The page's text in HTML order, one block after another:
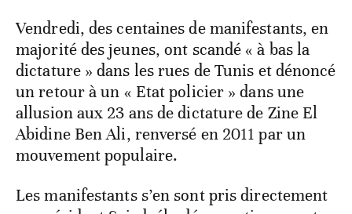
Vendredi, des centaines de manifestants, en
majorité des jeunes, ont scandé « à bas la
dictature » dans les rues de Tunis et dénoncé
un retour à un « Etat policier » dans une
allusion aux 23 ans de dictature de Zine El
Abidine Ben Ali, renversé en 2011 par un
mouvement populaire.
Les manifestants s’en sont pris directement